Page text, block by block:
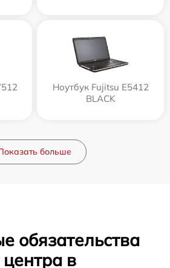
Ноутбук Fujitsu E5412
BLACK
больше
обязательства
в